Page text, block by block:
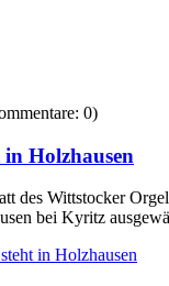
0)
Holzhausen
des Wittstocker
bei Kyritz
in Holzhausen